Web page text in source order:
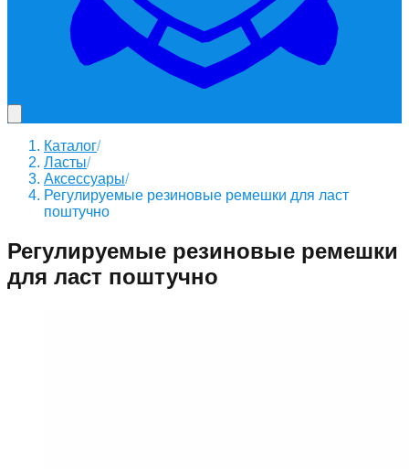
Каталог/
Ласты/
Аксессуары/
Регулируемые резиновые ремешки для ласт
поштучно
Регулируемые резиновые ремешки
для ласт поштучно